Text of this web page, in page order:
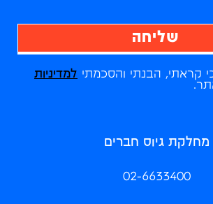
קראתי, הבנתי והסכמתי למדיניות
שליחה
מחלקת גיוס חברים
02-6633400